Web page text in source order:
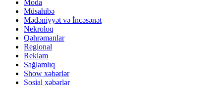
Moda
Müsahibə
Mədəniyyət və İncəsənət
Nekroloq
Qəhrəmanlar
Regional
Reklam
Sağlamlıq
Show xəbərlər
Sosial xəbərlər